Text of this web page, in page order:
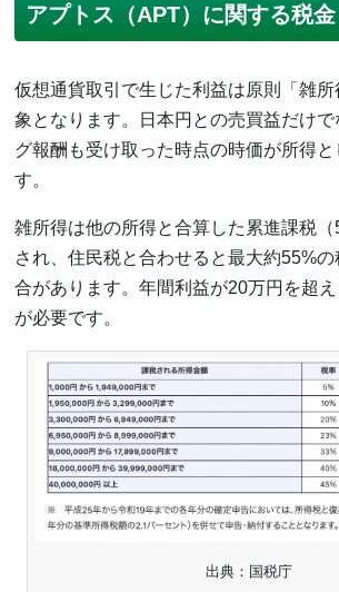
アプトス（APT）に関する税金
仮想通貨取引で生じた利益は原則「雑
象となります。日本円との売買益だけ
グ報酬も受け取った時点の時価が所得と
す。
雑所得は他の所得と合算した累進課税（
され、住民税と合わせると最大約55%
合があります。年間利益が20万円を超
が必要です。
出典：国税庁